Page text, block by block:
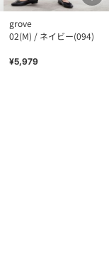
grove
02(M) / ネイビー(094)
¥5,979